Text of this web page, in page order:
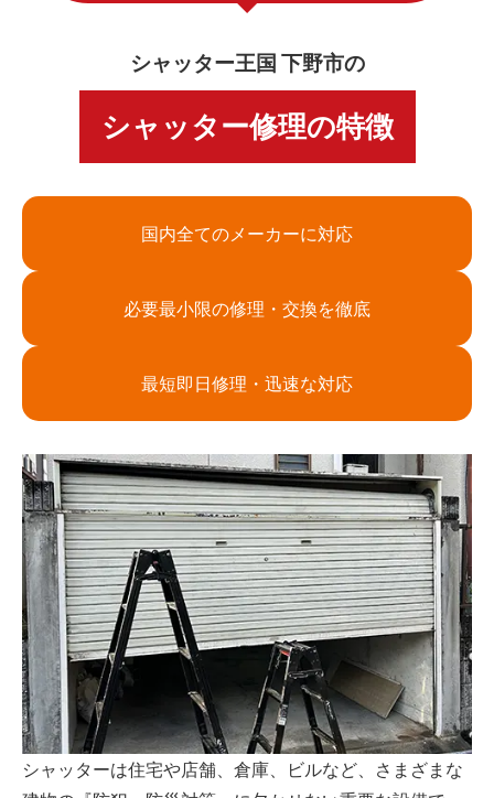
シャッター王国 下野市の
シャッター修理の特徴
国内全てのメーカーに対応
必要最小限の修理・交換を徹底
最短即日修理・迅速な対応
シャッターは住宅や店舗、倉庫、ビルなど、さまざまな